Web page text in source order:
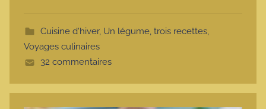
t
Cuisine d'hiver, Un légume, trois recettes,
Voyages culinaires
32 commentaires